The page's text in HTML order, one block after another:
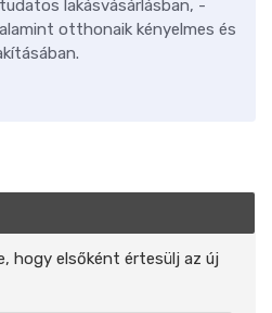
lakásvásárlásban, -
otthonaik kényelmes és
hogy elsőként értesülj az új